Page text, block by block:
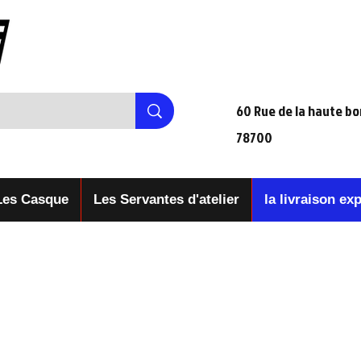
60 Rue de la haute
78700
Casque Les Servantes d'atelier la livraison